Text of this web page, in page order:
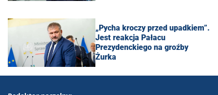
„Pycha kroczy przed upadkiem”.
Jest reakcja Pałacu
Prezydenckiego na groźby
Żurka